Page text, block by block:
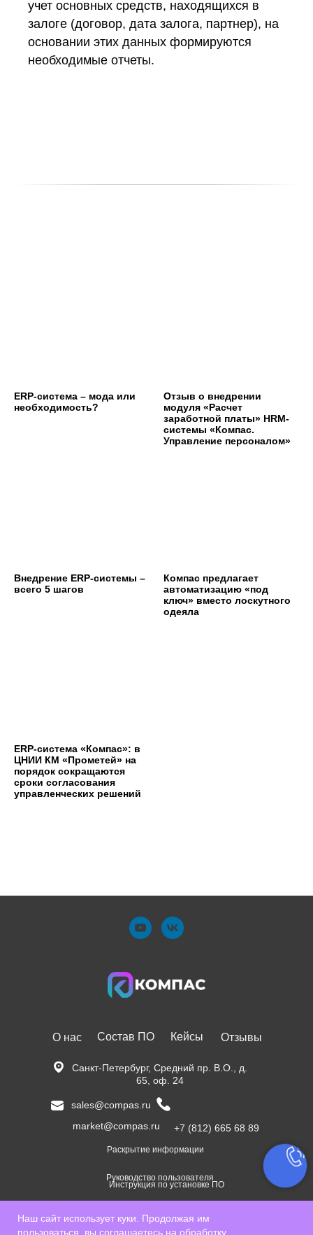
Наш сайт использует куки. Продолжая им
пользоваться, вы соглашаетесь на обработку
учет основных средств, находящихся в
залоге (договор, дата залога, партнер), на
основании этих данных формируются
необходимые отчеты.
ERP-система – мода или
необходимость?
Отзыв о внедрении
модуля «Расчет
заработной платы» HRM-
системы «Компас.
Управление персоналом»
Внедрение ERP-системы –
всего 5 шагов
Компас предлагает
автоматизацию «под
ключ» вместо лоскутного
одеяла
ERP-система «Компас»: в
ЦНИИ КМ «Прометей» на
порядок сокращаются
сроки согласования
управленческих решений
О нас
4© Все права защищены.
Санкт-Петербург, Средний пр. В.О., д.
65, оф. 24
sales@compas.ru
market@compas.ru
+7 (812) 665 68 89
Раскрытие информации
Руководство пользователя
Инструкция по установке ПО
Состав ПО Кейсы Отзывы